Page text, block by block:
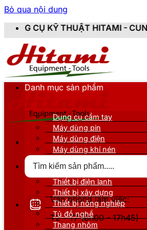
Bỏ qua nội dung
HITAMI - CUNG CẤP SẢN
Văn phòng làm việc:
T2 - T7 (8h00 - 17h45)
Danh mục sản phẩm
Dụng cụ cầm tay
Máy dùng pin
Máy dùng điện
Máy dùng khí nén
Thiết bị nâng đỡ
Thiết bị điện lạnh
Thiết bị xây dựng
Thiết bị nông nghiệp
Tủ đồ nghề
Thang nhôm